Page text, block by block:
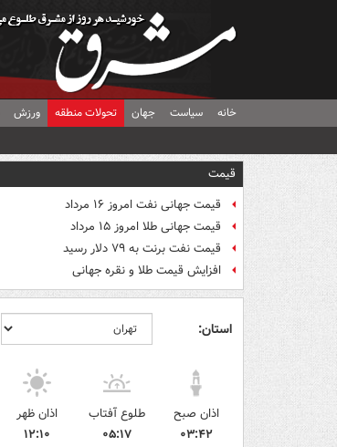
خانه سیاست جهان تحولات منطقه ورزش
قیمت
قیمت جهانی نفت امروز ۱۶ مرداد
قیمت جهانی طلا امروز ۱۵ مرداد
قیمت نفت برنت به ۷۹ دلار رسید
افزایش قیمت طلا و نقره جهانی
استان:
اذان صبح
۰۳:۴۲
طلوع آفتاب
۰۵:۱۷
اذان ظهر
۱۲:۱۰